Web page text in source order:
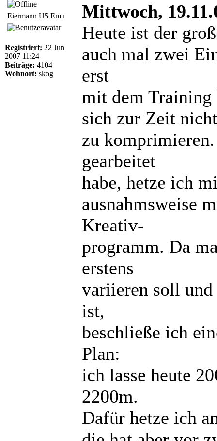
Eiermann U5 Emu
Registriert: 22 Jun
2007 11:24
Beiträge: 4104
Wohnort: skog
Mittwoch,
Heute ist der
auch mal zwei
erst
mit dem Training
sich zur Zeit
zu
gearbeitet
habe, hetze ich
ausnahmsweise
Kreativ-
programm. Da
erstens
variieren soll und
ist,
beschließe ich
Plan:
ich lasse heute
2200m.
Dafür hetze ich